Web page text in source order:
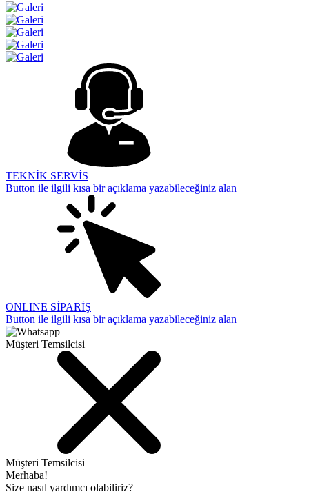
TEKNİK SERVİS
Button ile ilgili kısa bir açıklama yazabileceğiniz alan
ONLINE SİPARİŞ
Button ile ilgili kısa bir açıklama yazabileceğiniz alan
Müşteri Temsilcisi
Müşteri Temsilcisi
Merhaba!
Size nasıl yardımcı olabiliriz?